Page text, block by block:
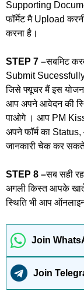
Supporting
फॉर्मेट मै Upload
करना है।
STEP 7 –सबमिट
Submit Sucessfully
जिसे फ्यूचर मैं इस
आप अपने आवेदन की
पाओगे । आप PM
अपने फॉर्म का
जानकारी चेक कर
STEP 8 –सब सही
अगली किस्त आपके
स्थिति भी आप
Join
Join